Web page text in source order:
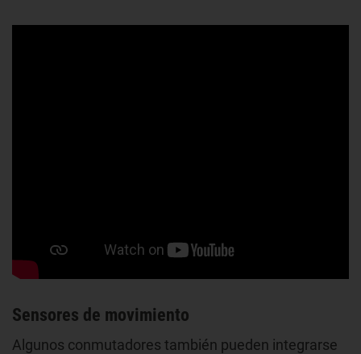
Sensores de movimiento
Algunos conmutadores también pueden integrarse